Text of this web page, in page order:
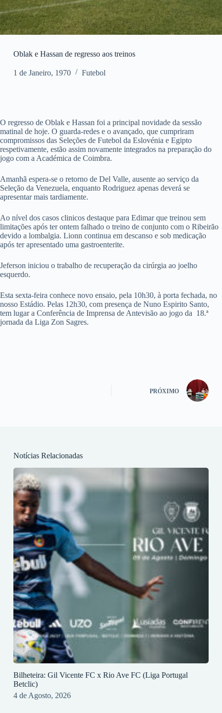
Oblak e Hassan de regresso aos treinos
1 de Janeiro, 1970 Futebol
O regresso de Oblak e Hassan foi a principal novidade da sessão
matinal de hoje. O guarda-redes e o avançado, que cumpriram
compromissos das Seleções de Futebol da Eslovénia e Egipto
respetivamente, estão assim novamente integrados na preparação do
jogo com a Académica de Coimbra.
Amanhã espera-se o retorno de Del Valle, ausente ao serviço da
Seleção da Venezuela, enquanto Rodriguez apenas deverá se
apresentar mais tardiamente.
Ao nível dos casos clinicos destaque para Edimar que treinou sem
limitações após ter ontem falhado o treino de conjunto com o Ribeirão
devido a lombalgia. Lionn continua em descanso e sob medicação
após ter apresentado uma gastroenterite.
Jeferson iniciou o trabalho de recuperação da cirúrgia ao joelho
esquerdo.
Esta sexta-feira conhece novo ensaio, pela 10h30, à porta fechada, no
nosso Estádio. Pelas 12h30, com presença de Nuno Espirito Santo,
tem lugar a Conferência de Imprensa de Antevisão ao jogo da 18.ª
jornada da Liga Zon Sagres.
PRÓXIMO
Notícias Relacionadas
Bilheteira: Gil Vicente FC x Rio Ave FC (Liga Portugal
Betclic)
4 de Agosto, 2026